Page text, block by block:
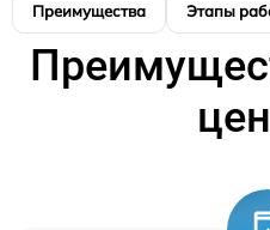
Преимущества Этапы